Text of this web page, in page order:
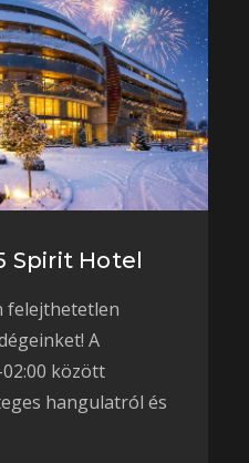
Spirit Hotel
felejthetetlen
A
között
hangulatról és